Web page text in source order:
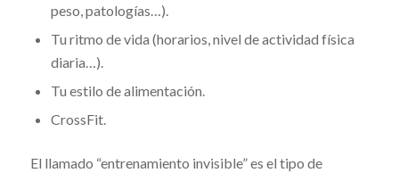
peso, patologías…).
Tu ritmo de vida (horarios, nivel de actividad física
diaria…).
Tu estilo de alimentación.
CrossFit.
El llamado “entrenamiento invisible” es el tipo de